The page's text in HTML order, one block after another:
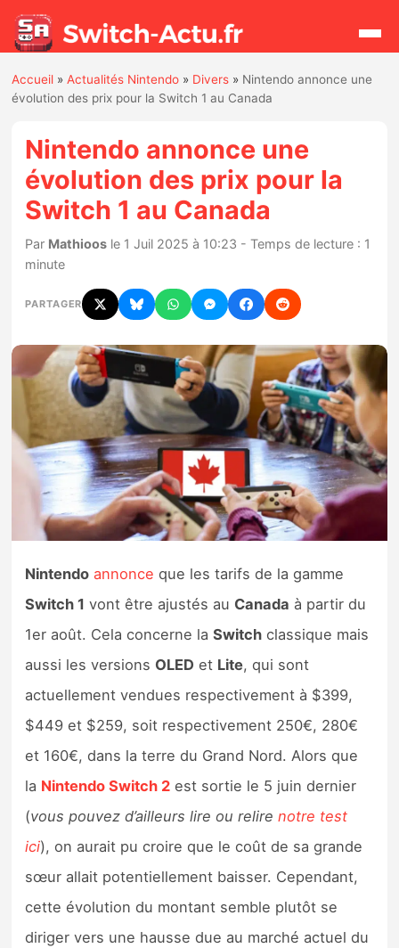
Rechercher
Actualités
Jeux
Hardware
Mises à jour
Chiffres de ventes
Rumeurs
Nintendo Direct
Tests et previews
Tests de jeux
Tests d’accessoires
Previews
Précommandes
Précommandes jeux Switch 2
Sorties de jeux
Bons plans
Accueil »Actualités Nintendo » Divers » Nintendo annonce une
évolution des prix pour la Switch 1 au Canada
Nintendo annonce une
évolution des prix pour la
Switch 1 au Canada
Par Mathioos le 1 Juil 2025 à 10:23 - Temps de lecture : 1
minute
PARTAGER
Nintendo annonce que les tarifs de la gamme
Switch 1 vont être ajustés au Canada à partir du
1er août. Cela concerne laSwitch classique mais
aussi les versions OLED et Lite, qui sont
actuellement vendues respectivement à $399,
$449 et $259, soit respectivement 250€, 280€
et 160€, dans la terre du Grand Nord. Alors que
la Nintendo Switch 2 est sortie le 5 juin dernier
(vous pouvez d’ailleurs lire ou relirenotre test
ici), on aurait pu croire que le coût de sa grande
sœur allait potentiellement baisser. Cependant,
cette évolution du montant semble plutôt se
diriger vers une hausse due au marché actuel du